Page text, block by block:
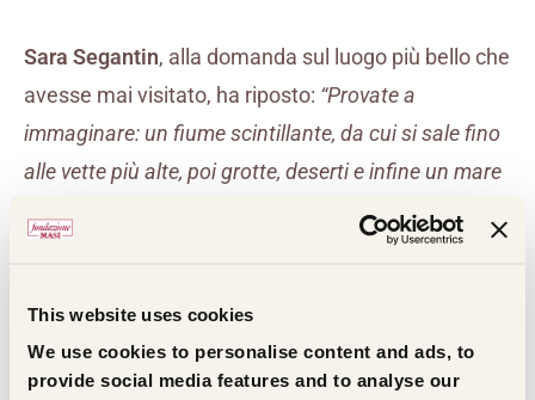
This website uses cookies
We use cookies to personalise content and ads, to
provide social media features and to analyse our
Sara Segantin, alla domanda sul luogo più bello che
avesse mai visitato, ha riposto: “Provate a
immaginare: un fiume scintillante, da cui si sale fino
alle vette più alte, poi grotte, deserti e infine un mare
colmo di vita e di colore. Si chiama Terra. Che vale la
pena conoscere, amare, difendere. Abbiamo a
conoscenza: tra cent’anni l’unica cosa che farà la
differenza sarà la volontà di ognuno di usare questi